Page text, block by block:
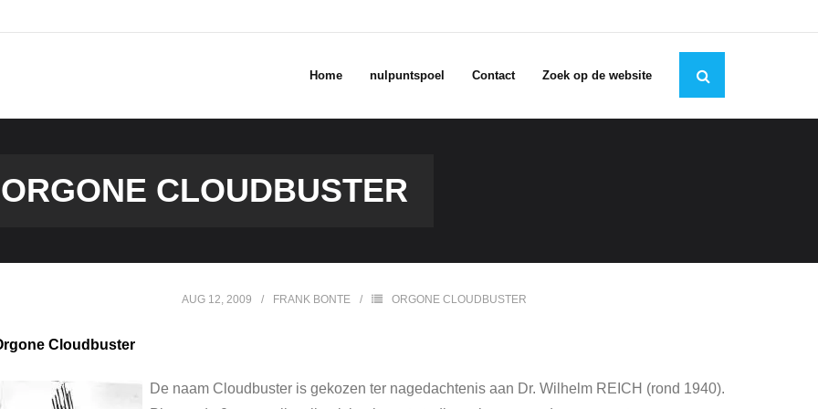
Home nulpuntspoel Contact Zoek op de website
ORGONE CLOUDBUSTER
AUG 12, 2009 FRANK BONTE ORGONE CLOUDBUSTER
Cloudbuster
De naam Cloudbuster is gekozen ter nagedachtenis aan Dr. Wilhelm REICH (rond 1940).